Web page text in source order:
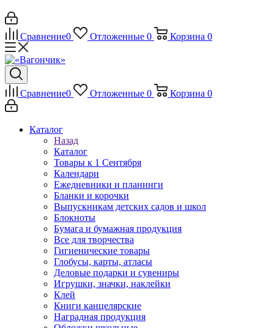
Сравнение0 Отложенные 0 Корзина 0
Сравнение0 Отложенные 0 Корзина 0
Каталог
Назад
Каталог
Товары к 1 Сентября
Календари
Ежедневники и планинги
Бланки и корочки
Выпускникам детских садов и школ
Блокноты
Бумага и бумажная продукция
Все для творчества
Гигиенические товары
Глобусы, карты, атласы
Деловые подарки и сувениры
Игрушки, значки, наклейки
Клей
Книги канцелярские
Наградная продукция